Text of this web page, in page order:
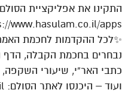
התקינו את אפליקציית
www.hasulam.co.il/apps
✨לכל ההקדמות לחכמת
נבחרים בחכמת הקבלה, הדף
כתבי האר”י, שיעורי
ועוד – היכנסו לאתר הסולם: https://www.hasulam.co.il ✨